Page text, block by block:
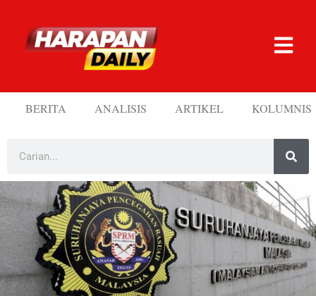
BERITA ANALISIS ARTIKEL KOLUMNIS